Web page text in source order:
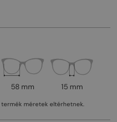
58 mm 15 mm
méretek eltérhetnek.